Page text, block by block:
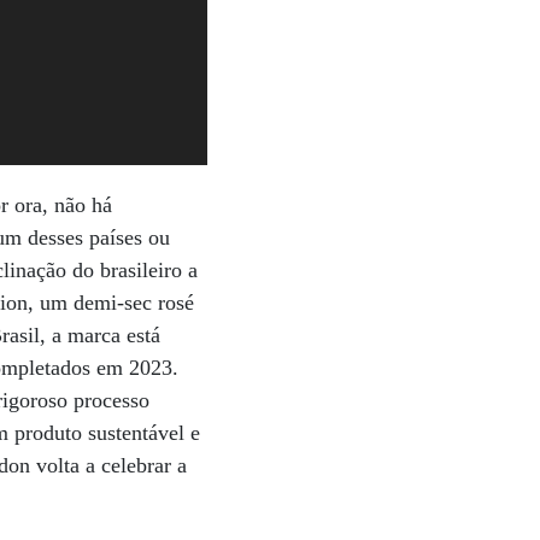
ora, não há
desses países ou
do brasileiro a
um demi-sec rosé
a marca está
em 2023.
processo
produto sustentável e
volta a celebrar a